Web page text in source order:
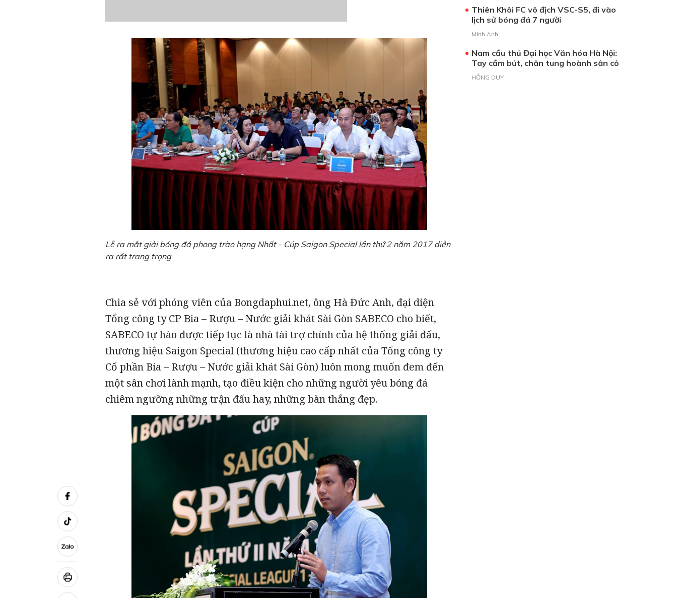
Lễ ra mắt giải bóng đá phong trào hạng Nhất - Cúp Saigon Special lần thứ 2 năm 2017 diễn
ra rất trang trọng
Chia sẻ với phóng viên của Bongdaphui.net, ông Hà Đức Anh, đại diện
Tổng công ty CP Bia – Rượu – Nước giải khát Sài Gòn SABECO cho biết,
SABECO tự hào được tiếp tục là nhà tài trợ chính của hệ thống giải đấu,
thương hiệu Saigon Special (thương hiệu cao cấp nhất của Tổng công ty
Cổ phần Bia – Rượu – Nước giải khát Sài Gòn) luôn mong muốn đem đến
một sân chơi lành mạnh, tạo điều kiện cho những người yêu bóng đá
chiêm ngưỡng những trận đấu hay, những bàn thắng đẹp.
Thiên Khôi FC vô địch VSC-S5, đi vào
lịch sử bóng đá 7 người
Minh Anh
Nam cầu thủ Đại học Văn hóa Hà Nội:
Tay cầm bút, chân tung hoành sân cỏ
HỒNG DUY